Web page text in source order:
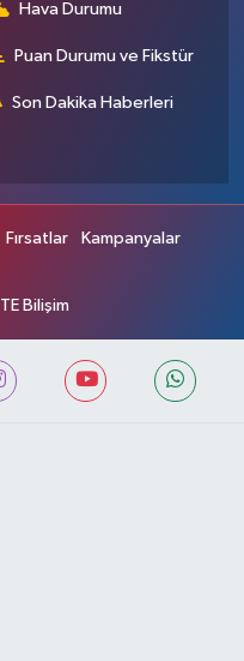
Hava Durumu
Puan Durumu ve Fikstür
Son Dakika Haberleri
Fırsatlar Kampanyalar
TE Bilişim